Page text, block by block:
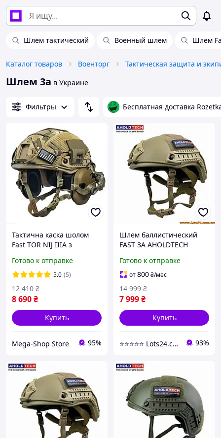
Шлем тактический Военный шлем Шлем
Каталог товаров Военторг Тактическая защита и
Шлем 3а в Украине
Фильтры Бесплатная доставка
Тактична каска шолом
Fast TOR NIJ IIIA з
Walker's Razor та
ліхтарем Мультикам
Готово к отправке
5.0 (5)
8 690₴
12 410 ₴
Купить
Mega-Shop Store 95%
Шлем баллистический
FAST 3A AHOLDTECH
шлем FAST NIJ IIIA каска
шлем фаст
Готово к отправке
от800₴/мес
7 999₴
14 999 ₴
Купить
⭐️⭐️⭐️⭐️⭐️ Lots24.com.ua 93%